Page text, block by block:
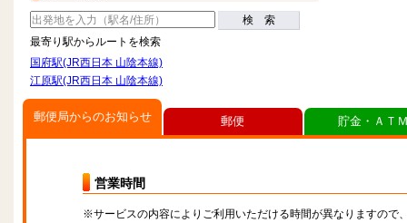
検 索
最寄り駅からルートを検索
国府駅(JR西日本 山陰本線)
江原駅(JR西日本 山陰本線)
郵便局からのお知らせ
営業時間
※サービスの内容によりご利用いただける時間が異なりますので
郵便 貯金・ＡＴ